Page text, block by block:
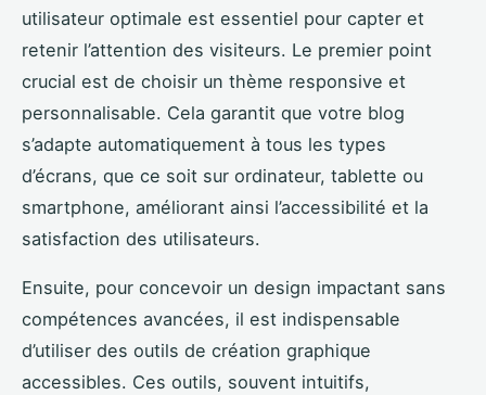
utilisateur optimale est essentiel pour capter et
retenir l’attention des visiteurs. Le premier point
crucial est de choisir un thème responsive et
personnalisable. Cela garantit que votre blog
s’adapte automatiquement à tous les types
d’écrans, que ce soit sur ordinateur, tablette ou
smartphone, améliorant ainsi l’accessibilité et la
satisfaction des utilisateurs.
Ensuite, pour concevoir un design impactant sans
compétences avancées, il est indispensable
d’utiliser des outils de création graphique
accessibles. Ces outils, souvent intuitifs,